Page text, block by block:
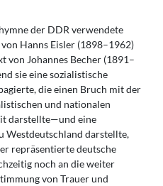
der DDR verwendete
Hanns Eisler (1898–1962)
von Johannes Becher (1891–
sie eine sozialistische
die einen Bruch mit der
und nationalen
darstellte—und eine
Westdeutschland darstellte,
repräsentierte deutsche
noch an die weiter
von Trauer und